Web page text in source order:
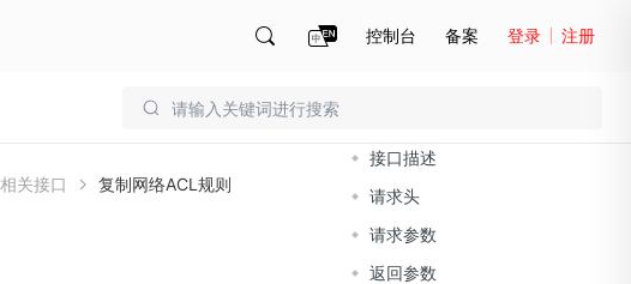
控制台 备案 登录 注册
关接口 复制网络ACL规则
接口描述
请求头
请求参数
返回参数